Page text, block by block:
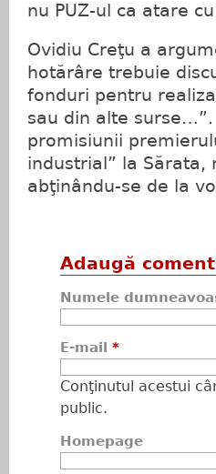
nu PUZ-ul ca atare
Ovidiu Creţu a
hotărâre trebuie
fonduri pentru
sau din alte
promisiunii
industrial” la Sărata,
abţinându-se de la
Adaugă
Numele
E-mail *
Conţinutul acestui
public.
Homepage